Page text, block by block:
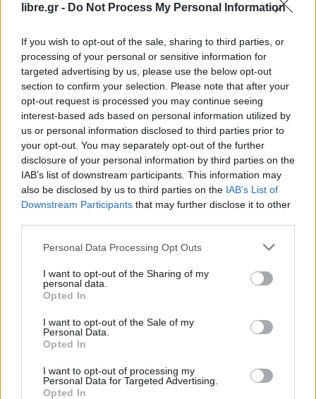
libre.gr - Do Not Process My Personal Information
If you wish to opt-out of the sale, sharing to third parties, or
processing of your personal or sensitive information for
targeted advertising by us, please use the below opt-out
section to confirm your selection. Please note that after your
opt-out request is processed you may continue seeing
interest-based ads based on personal information utilized by
us or personal information disclosed to third parties prior to
your opt-out. You may separately opt-out of the further
disclosure of your personal information by third parties on the
IAB’s list of downstream participants. This information may
also be disclosed by us to third parties on the IAB’s List of
Downstream Participants that may further disclose it to other
Personal Data Processing Opt Outs
I want to opt-out of the Sharing of my
personal data.
Opted In
I want to opt-out of the Sale of my
Personal Data.
Opted In
I want to opt-out of processing my
Personal Data for Targeted Advertising.
Opted In
ΕΙΔΉΣΕΙΣ ΕΛΛΆΔΑ
Πύλος: Γιατί βυθίστηκε το “πλωτό
νεκροταφείο” – Το επικρατέστερο
σενάριο
Σε πλήρη εξέλιξη βρίσκονται οι έρευνες για τον
εντοπισμό και τη διάσωση αγνοουμένων στη
θαλάσσια περιοχή του ναυαγίου ανοιχτά
της Πύλου. Μέχρι στιγμής έχουν εντοπιστεί 78
σοροί και έχουν διασωθεί 104 άνθρωποι. Όσο
περνούν όμως οι ώρες εξανεμίζονται οι ελπίδες
να εντοπιστούν ζωντανοί ενώ ακόμα οι αρχές δεν
έχουν διευκρινίσει τον αριθμό των αγνοουμένων,
με τους πρόσφυγες να κάνουν λόγο για […]